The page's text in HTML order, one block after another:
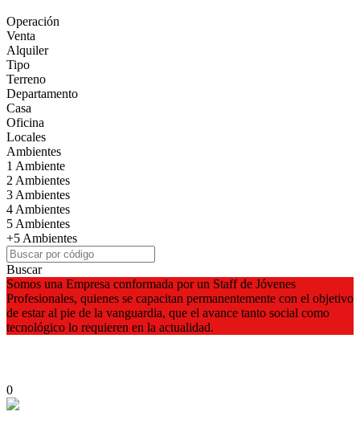
Operación
Venta
Alquiler
Tipo
Terreno
Departamento
Casa
Oficina
Locales
Ambientes
1 Ambiente
2 Ambientes
3 Ambientes
4 Ambientes
5 Ambientes
+5 Ambientes
Buscar
Somos una Empresa conformada por un Staff de Jóvenes
Profesionales, quienes se capacitan permanentemente con el objetivo
de estar al pie de la vanguardia, que el avance tanto social como
tecnológico lo requieren en la actualidad.
0